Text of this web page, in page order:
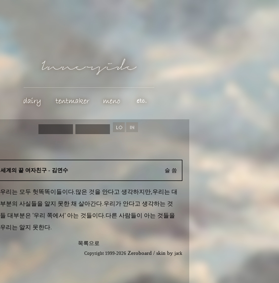
세계의 끝 여자친구 - 김연수 슬 씀
우리는 모두 헛똑똑이들이다.많은 것을 안다고 생각하지만,우리는 대
부분의 사실들을 알지 못한 채 살아간다.우리가 안다고 생각하는 것
들 대부분은 '우리 쪽에서' 아는 것들이다.다른 사람들이 아는 것들을
우리는 알지 못한다.
목록으로
Copyright 1999-2026 Zeroboard / skin by jack